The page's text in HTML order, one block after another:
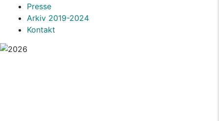
Presse
Arkiv 2019-2024
Kontakt